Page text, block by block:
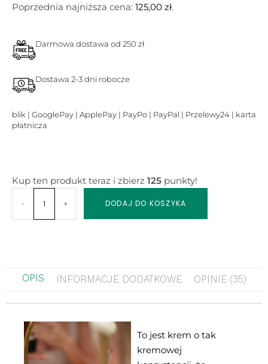
Poprzednia najniższa cena: 125,00 zł.
Darmowa dostawa od 250 zł
Dostawa 2-3 dni robocze
blik | GooglePay | ApplePay | PayPo | PayPal | Przelewy24 | karta
płatnicza
Kup ten produkt teraz i zbierz 125 punkty!
- + DODAJ DO KOSZYKA
OPIS INFORMACJE DODATKOWE OPINIE (35)
To jest krem o tak
kremowej